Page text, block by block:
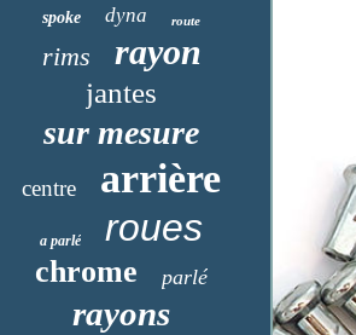
spoke
dyna route
rims rayon
jantes
sur mesure
centre arrière
a parlé roues
chrome parlé
rayons